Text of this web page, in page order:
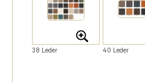
38 Leder 40 Leder